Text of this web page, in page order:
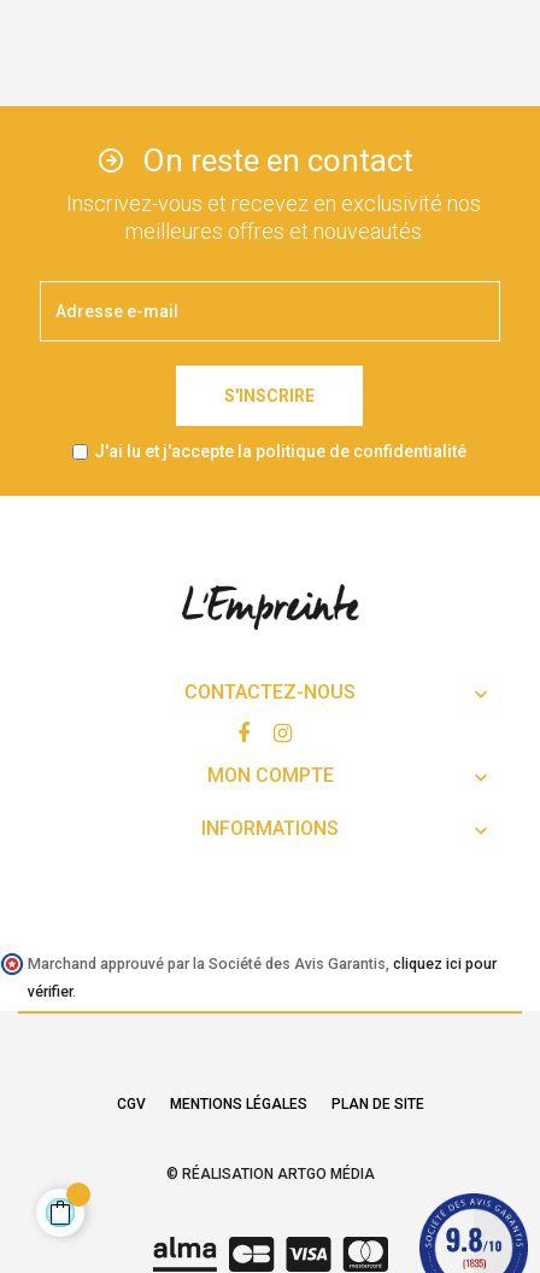
On reste en contact
Inscrivez-vous et recevez en exclusivité nos
meilleures offres et nouveautés
S'INSCRIRE
J'ai lu et j'accepte la politique de confidentialité
CONTACTEZ-NOUS 
MON COMPTE 
INFORMATIONS 
Marchand approuvé par la Société des Avis Garantis, cliquez ici pour
vérifier.
CGV MENTIONS LÉGALES PLAN DE SITE
© RÉALISATION ARTGO MÉDIA